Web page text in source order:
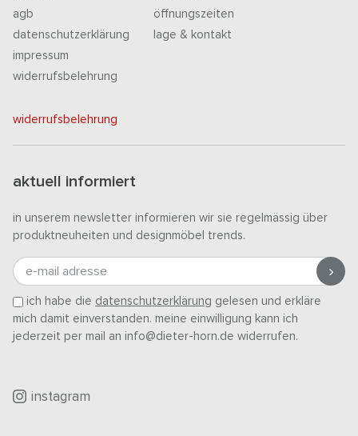
agb
datenschutzerklärung
impressum
widerrufsbelehrung
öffnungszeiten
lage & kontakt
widerrufsbelehrung
aktuell informiert
in unserem newsletter informieren wir sie regelmässig über
produktneuheiten und designmöbel trends.
e-mail adresse
ich habe die datenschutzerklärung gelesen und erkläre
mich damit einverstanden. meine einwilligung kann ich
jederzeit per mail an info@dieter-horn.de widerrufen.
instagram